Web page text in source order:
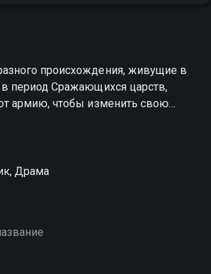
происхождения, живущие в
период Сражающихся царств,
армию, чтобы изменить свою
всей Поднебесной. Им предстоит
Драма